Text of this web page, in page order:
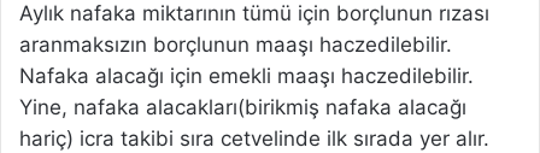
Aylık nafaka miktarının tümü için borçlunun rızası
aranmaksızın borçlunun maaşı haczedilebilir.
Nafaka alacağı için emekli maaşı haczedilebilir.
Yine, nafaka alacakları(birikmiş nafaka alacağı
hariç) icra takibi sıra cetvelinde ilk sırada yer alır.